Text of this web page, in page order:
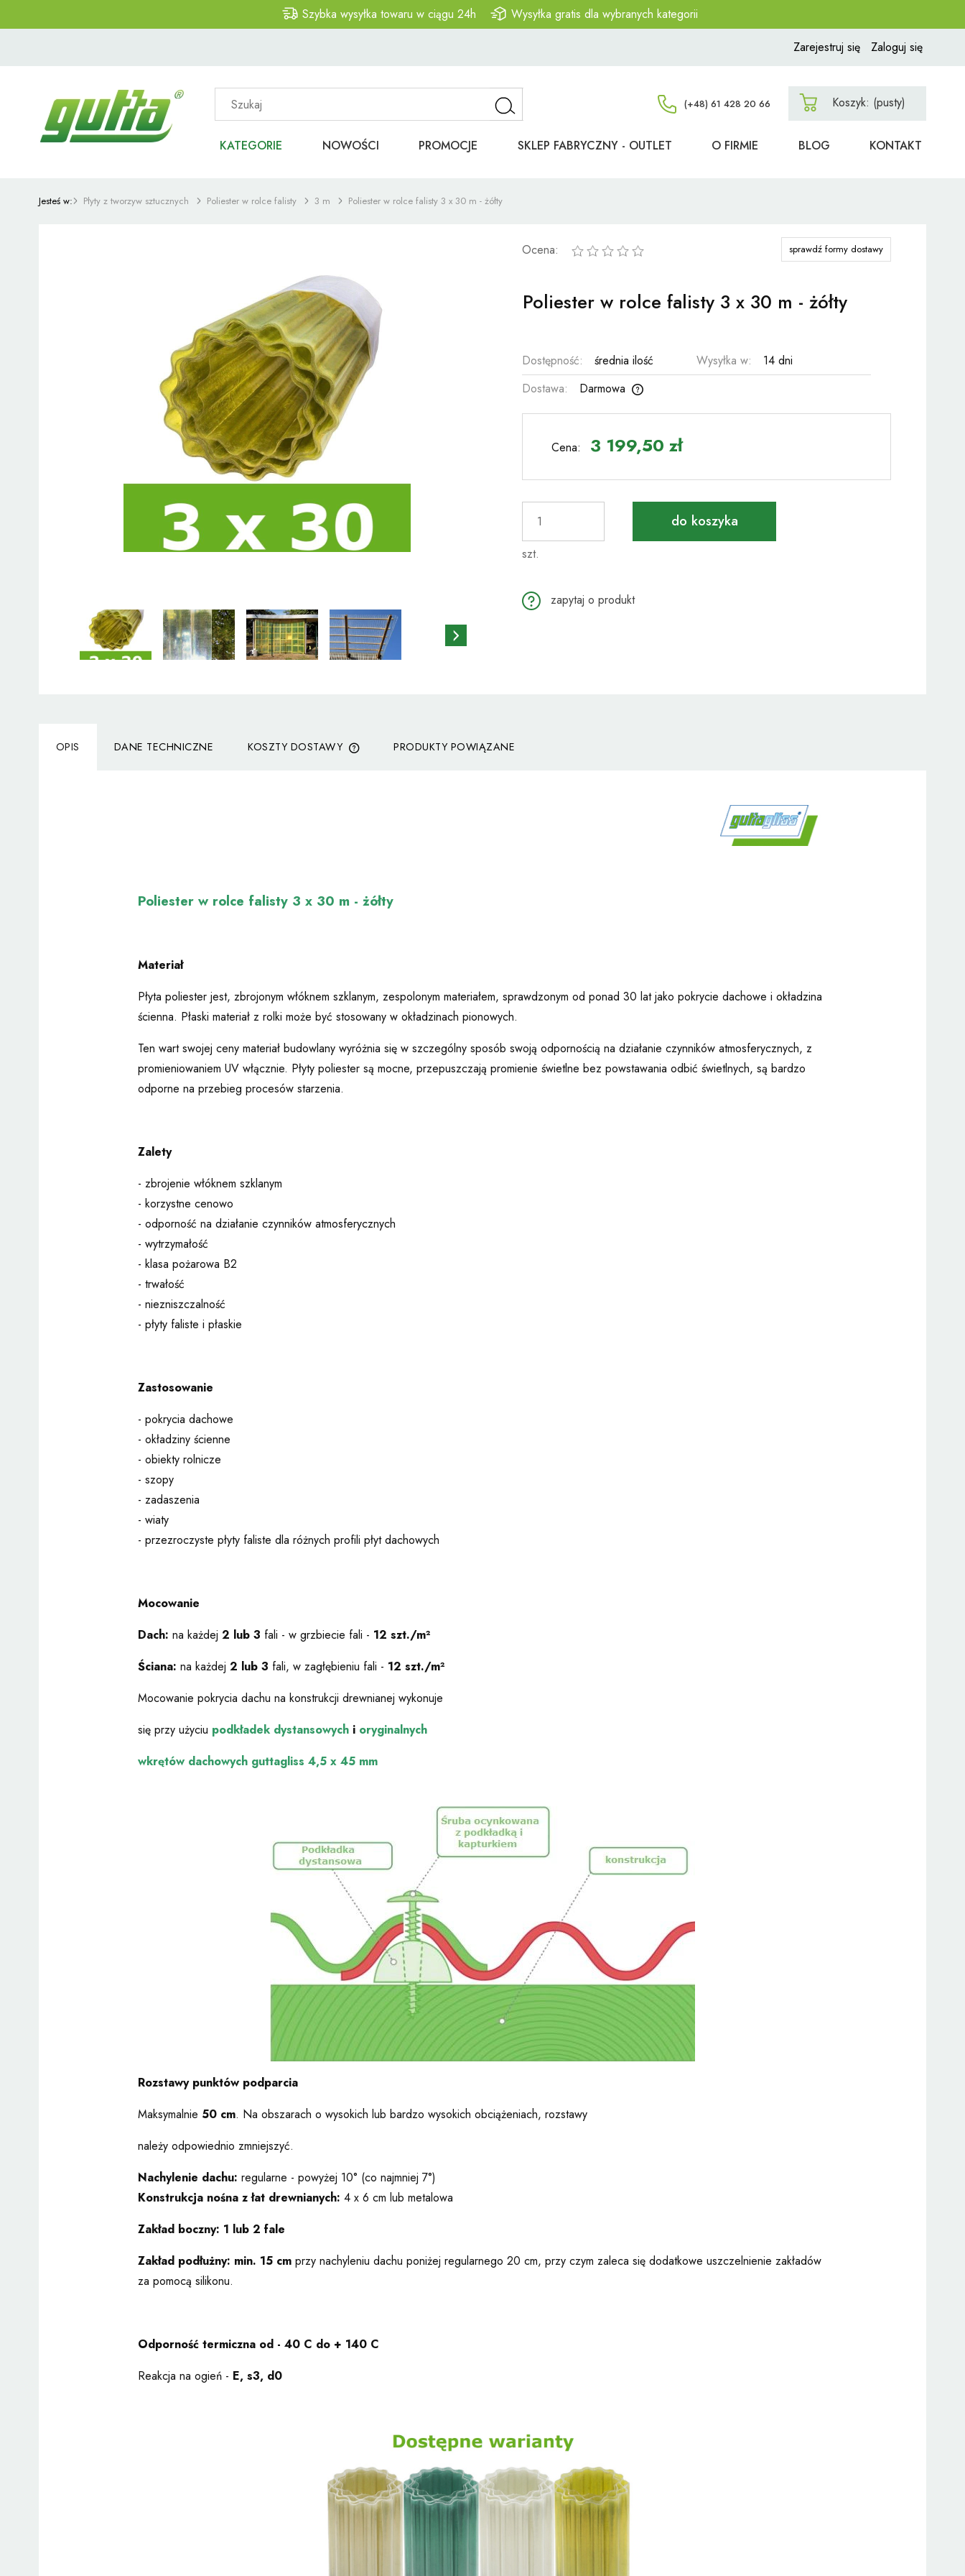
Szybka wysyłka towaru w ciągu 24h
Wysyłka gratis dla wybranych kategorii
Zarejestruj się
Zaloguj się
Koszyk: (pusty)
KATEGORIE NOWOŚCI PROMOCJE SKLEP FABRYCZNY - OUTLET O FIRMIE BLOG KONTAKT
Jesteś w: Płyty z tworzyw sztucznych Poliester w rolce falisty 3 m Poliester w rolce falisty 3 x 30 m - żółty
Poliester w rolce falisty 3 x 30 m - żółty
Dostępność: średnia ilość Wysyłka w:
14 dni
Dostawa:
Darmowa
sprawdź formy dostawy
Cena: 3 199,50 zł
szt.
do koszyka
Ocena:
zapytaj o produkt
OPIS DANE TECHNICZNE KOSZTY DOSTAWY PRODUKTY POWIĄZANE
Poliester w rolce falisty 3 x 30 m - żółty
Materiał
Płyta poliester jest, zbrojonym włóknem szklanym, zespolonym materiałem, sprawdzonym od ponad 30 lat jako pokrycie dachowe i okładzina
ścienna. Płaski materiał z rolki może być stosowany w okładzinach pionowych.
Ten wart swojej ceny materiał budowlany wyróżnia się w szczególny sposób swoją odpornością na działanie czynników atmosferycznych, z
promieniowaniem UV włącznie. Płyty poliester są mocne, przepuszczają promienie świetlne bez powstawania odbić świetlnych, są bardzo
odporne na przebieg procesów starzenia.
Zalety
- zbrojenie włóknem szklanym
- korzystne cenowo
- odporność na działanie czynników atmosferycznych
- wytrzymałość
- klasa pożarowa B2
- trwałość
- niezniszczalność
- płyty faliste i płaskie
Zastosowanie
- pokrycia dachowe
- okładziny ścienne
- obiekty rolnicze
- szopy
- zadaszenia
- wiaty
- przezroczyste płyty faliste dla różnych profili płyt dachowych
Mocowanie
Dach: na każdej 2 lub 3 fali - w grzbiecie fali - 12 szt./m²
Ściana: na każdej 2 lub 3 fali, w zagłębieniu fali - 12 szt./m²
Mocowanie pokrycia dachu na konstrukcji drewnianej wykonuje
się przy użyciu podkładek dystansowych i oryginalnych
wkrętów dachowych guttagliss 4,5 x 45 mm
Rozstawy punktów podparcia
Maksymalnie 50 cm. Na obszarach o wysokich lub bardzo wysokich obciążeniach, rozstawy
należy odpowiednio zmniejszyć.
Nachylenie dachu: regularne - powyżej 10° (co najmniej 7°)
Konstrukcja nośna z łat drewnianych: 4 x 6 cm lub metalowa
Zakład boczny: 1 lub 2 fale
Zakład podłużny: min. 15 cm przy nachyleniu dachu poniżej regularnego 20 cm, przy czym zaleca się dodatkowe uszczelnienie zakładów
za pomocą silikonu.
Odporność termiczna od - 40 C do + 140 C
Reakcja na ogień - E, s3, d0